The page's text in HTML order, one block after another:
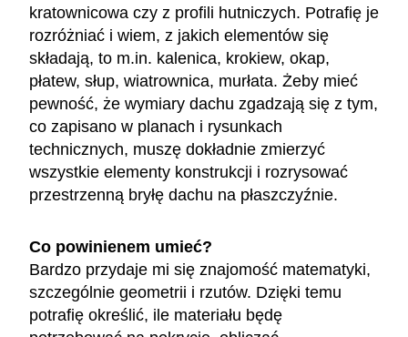
kratownicowa czy z profili hutniczych. Potrafię je
rozróżniać i wiem, z jakich elementów się
składają, to m.in. kalenica, krokiew, okap,
płatew, słup, wiatrownica, murłata. Żeby mieć
pewność, że wymiary dachu zgadzają się z tym,
co zapisano w planach i rysunkach
technicznych, muszę dokładnie zmierzyć
wszystkie elementy konstrukcji i rozrysować
przestrzenną bryłę dachu na płaszczyźnie.
Co powinienem umieć?
Bardzo przydaje mi się znajomość matematyki,
szczególnie geometrii i rzutów. Dzięki temu
potrafię określić, ile materiału będę